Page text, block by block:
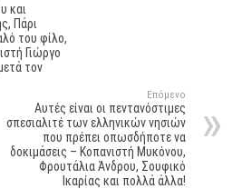
και
Πάρι
του φίλο,
Γιώργο
τον
Επόμενο
Αυτές είναι οι πεντανόστιμες
σπεσιαλιτέ των ελληνικών νησιών
που πρέπει οπωσδήποτε να
δοκιμάσεις – Κοπανιστή Μυκόνου,
Φρουτάλια Άνδρου, Σουφικό
Ικαρίας και πολλά άλλα!